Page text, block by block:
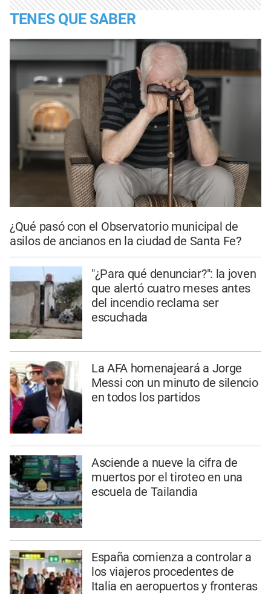
TENES QUE SABER
¿Qué pasó con el Observatorio municipal de
asilos de ancianos en la ciudad de Santa Fe?
"¿Para qué denunciar?": la joven
que alertó cuatro meses antes
del incendio reclama ser
escuchada
La AFA homenajeará a Jorge
Messi con un minuto de silencio
en todos los partidos
Asciende a nueve la cifra de
muertos por el tiroteo en una
escuela de Tailandia
España comienza a controlar a
los viajeros procedentes de
Italia en aeropuertos y fronteras